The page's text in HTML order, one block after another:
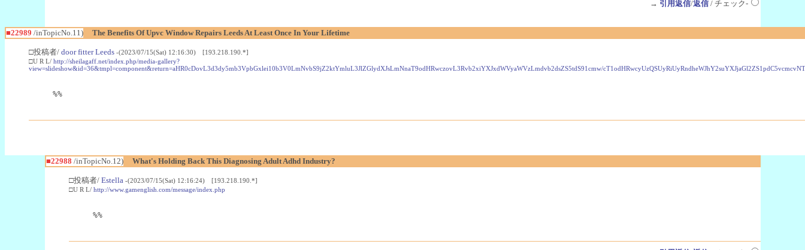
→ 引用返信/返信/ チェック-
■22989 /inTopicNo.11) The Benefits Of Upvc Window Repairs Leeds At Least Once In Your Lifetime
□投稿者/ door fitter Leeds -(2023/07/15(Sat) 12:16:30) [193.218.190.*]
□U R L/ http://sheilagaff.net/index.php/media-gallery?
view=slideshow&id=36&tmpl=component&return=aHR0cDovL3d3dy5mb3VpbGxlei10b3V0LmNvbS9jZ2ktYmluL3JlZGlydXJsLmNnaT9odHRwczovL3Rvb2xiYXJxdWVyaWVzLmdvb2dsZS5tdS91cmw/
%%
■22988 /inTopicNo.12) What's Holding Back This Diagnosing Adult Adhd Industry?
□投稿者/ Estella -(2023/07/15(Sat) 12:16:24) [193.218.190.*]
□U R L/ http://www.gamenglish.com/message/index.php
%%